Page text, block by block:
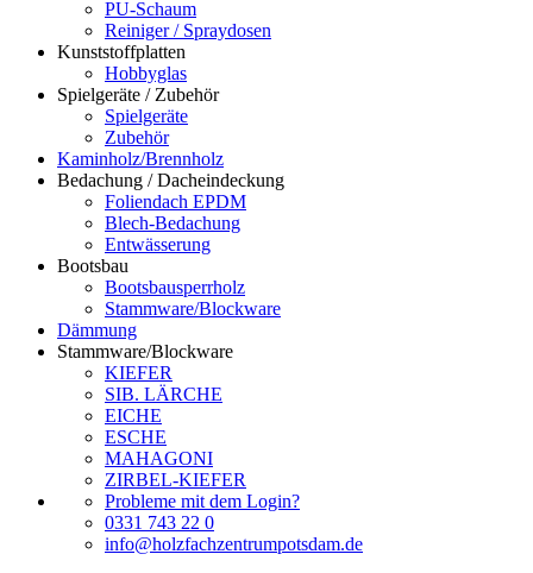
PU-Schaum
Reiniger / Spraydosen
Kunststoffplatten
Hobbyglas
Spielgeräte / Zubehör
Spielgeräte
Zubehör
Kaminholz/Brennholz
Bedachung / Dacheindeckung
Foliendach EPDM
Blech-Bedachung
Entwässerung
Bootsbau
Bootsbausperrholz
Stammware/Blockware
Dämmung
Stammware/Blockware
KIEFER
SIB. LÄRCHE
EICHE
ESCHE
MAHAGONI
ZIRBEL-KIEFER
Probleme mit dem Login?
0331 743 22 0
info@holzfachzentrumpotsdam.de